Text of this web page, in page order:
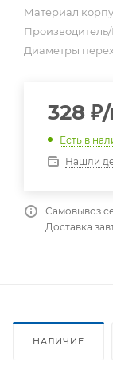
Материал
Диаметры
328 ₽
Есть в
Нашли
Самовывоз
Доставка
НАЛИЧИЕ